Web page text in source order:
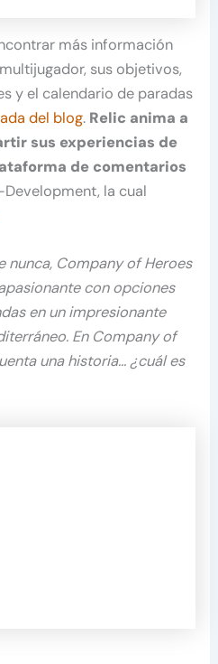
más información
sus objetivos,
y el calendario de paradas
del blog. Relic anima a
sus experiencias de
de comentarios
la cual
nunca, Company of Heroes
con opciones
en un impresionante
En Company of
una historia… ¿cuál es